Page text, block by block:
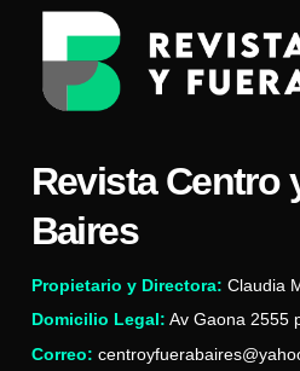
Revista Centro
Baires
Propietario y Directora: Claudia
Domicilio Legal: Av Gaona 2555
Correo: